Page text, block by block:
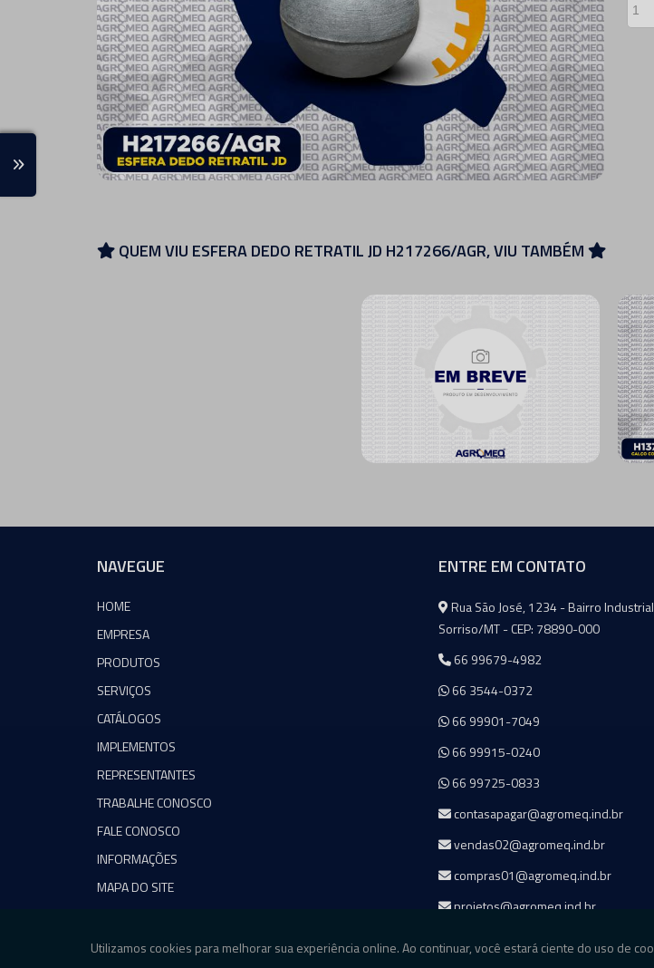
QUEM VIU ESFERA DEDO RETRATIL JD H217266/AGR, VIU TAMBÉM
NAVEGUE
HOME
EMPRESA
PRODUTOS
SERVIÇOS
CATÁLOGOS
IMPLEMENTOS
REPRESENTANTES
TRABALHE CONOSCO
FALE CONOSCO
INFORMAÇÕES
MAPA DO SITE
ENTRE EM CONTATO
Agromeq
Rua São José, 1234 - Bairro Industrial
Sorriso/MT - CEP: 78890-000
66 99679-4982
66 3544-0372
66 99901-7049
66 99915-0240
66 99725-0833
contasapagar@agromeq.ind.br
vendas02@agromeq.ind.br
compras01@agromeq.ind.br
projetos@agromeq.ind.br